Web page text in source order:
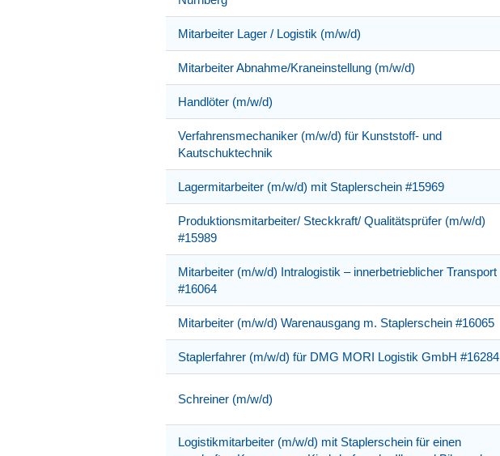
Mitarbeiter Lager / Logistik (m/w/d)
Mitarbeiter Abnahme/Kraneinstellung (m/w/d)
Handlöter (m/w/d)
Verfahrensmechaniker (m/w/d) für Kunststoff- und
Kautschuktechnik
Lagermitarbeiter (m/w/d) mit Staplerschein #15969
Produktionsmitarbeiter/ Steckkraft/ Qualitätsprüfer (m/w/d)
#15989
Mitarbeiter (m/w/d) Intralogistik – innerbetrieblicher Transport
#16064
Mitarbeiter (m/w/d) Warenausgang m. Staplerschein #16065
Staplerfahrer (m/w/d) für DMG MORI Logistik GmbH #16284
Schreiner (m/w/d)
Logistikmitarbeiter (m/w/d) mit Staplerschein für einen